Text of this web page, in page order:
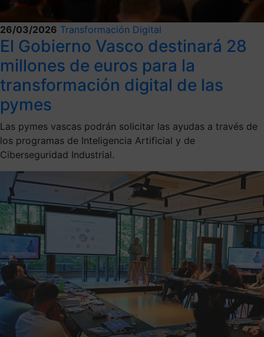
26/03/2026 Transformación Digital
El Gobierno Vasco destinará 28
millones de euros para la
transformación digital de las
pymes
Las pymes vascas podrán solicitar las ayudas a través de
los programas de Inteligencia Artificial y de
Ciberseguridad Industrial.